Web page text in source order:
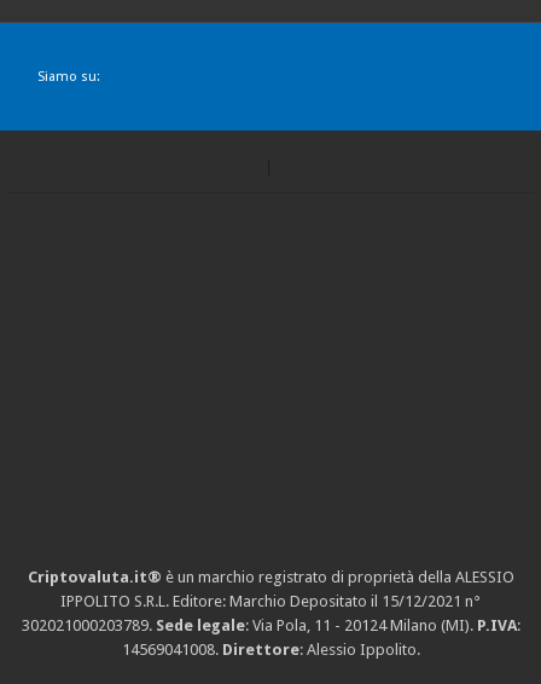
Siamo su:
Criptovaluta.it® è un marchio registrato di proprietà della ALESSIO
IPPOLITO S.R.L. Editore: Marchio Depositato il 15/12/2021 n°
302021000203789. Sede legale: Via Pola, 11 - 20124 Milano (MI). P.IVA:
14569041008. Direttore: Alessio Ippolito.